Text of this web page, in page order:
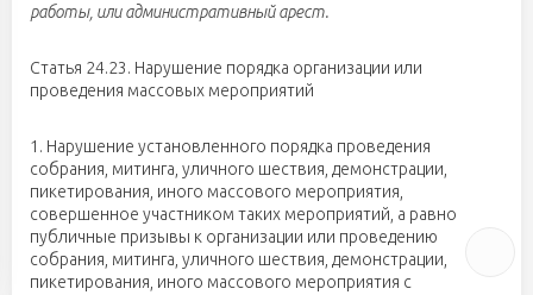
работы, или административный арест.
Статья 24.23. Нарушение порядка организации или
проведения массовых мероприятий
1. Нарушение установленного порядка проведения
собрания, митинга, уличного шествия, демонстрации,
пикетирования, иного массового мероприятия,
совершенное участником таких мероприятий, а равно
публичные призывы к организации или проведению
собрания, митинга, уличного шествия, демонстрации,
пикетирования, иного массового мероприятия с